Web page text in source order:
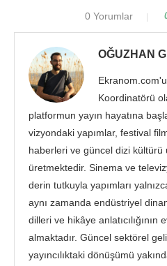
0 Yorumlar
OĞUZHAN
Koordinatörü
platformun yayın hayatına
vizyondaki yapımlar, festival
haberleri ve güncel dizi kültürü
üretmektedir. Sinema ve
derin tutkuyla yapımları
aynı zamanda endüstriyel
dilleri ve hikâye anlatıcılığının
almaktadır. Güncel sektörel
yayıncılıktaki dönüşümü